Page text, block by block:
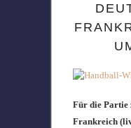
Für die Partie
Frankreich